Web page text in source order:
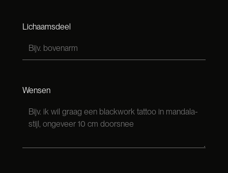
Lichaamsdeel
Wensen